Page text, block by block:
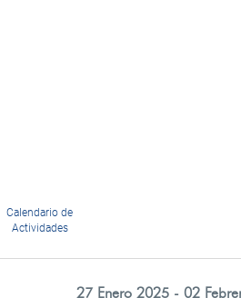
Calendario de
Actividades
27 Enero 2025 - 02